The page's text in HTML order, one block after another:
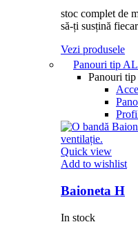
stoc complet de
să-ți susțină
Vezi produsele
Panouri tip
Panouri
Quick view
Add to wishlist
Baioneta H
In stock